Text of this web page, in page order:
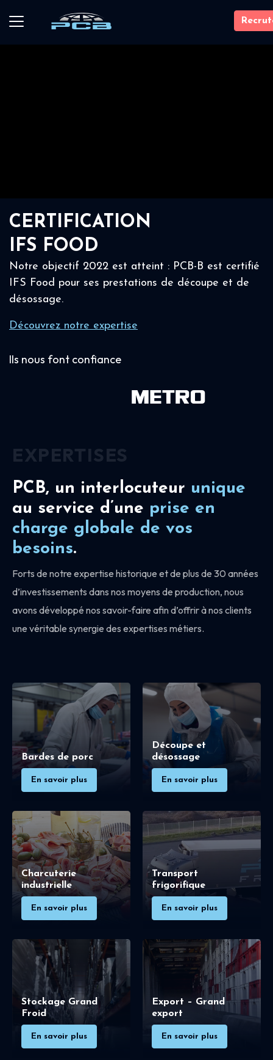
CERTIFICATION
IFS FOOD
Notre objectif 2022 est atteint : PCB-B est certifié
IFS Food pour ses prestations de découpe et de
désossage.
Découvrez notre expertise
Ils nous font confiance
PCB, un interlocuteur unique
au service d’une prise en
charge globale de vos
besoins.
Forts de notre expertise historique et de plus de 30 années
d’investissements dans nos moyens de production, nous
avons développé nos savoir-faire afin d’offrir à nos clients
une véritable synergie des expertises métiers.
EXPERTISES
Bardes de porc
En savoir plus
Découpe et
désossage
En savoir plus
Charcuterie
industrielle
En savoir plus
Transport
frigorifique
En savoir plus
Stockage Grand
Froid
En savoir plus
Export – Grand
export
En savoir plus